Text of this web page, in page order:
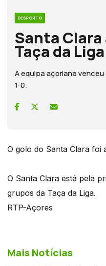
DESPORTO
Santa
Taça da Liga
A equipa açoriana
1-0.
O golo do Santa Clara foi
O Santa Clara está pela
grupos da Taça da Liga.
RTP-Açores
Mais Notícias